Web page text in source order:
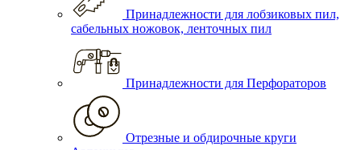
Принадлежности для лобзиковых пил,
сабельных ножовок, ленточных пил
Принадлежности для Перфораторов
Отрезные и обдирочные круги